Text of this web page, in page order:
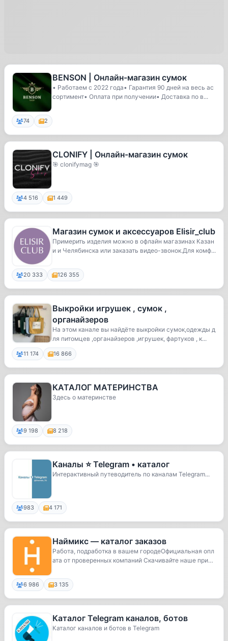
BENSON | Онлайн-магазин сумок
• Работаем с 2022 года• Гарантия 90 дней на весь ас
сортимент• Оплата при получении• Доставка по в...
74 2
CLONIFY | Онлайн-магазин сумок
🎯 clonifymag 🎯
4 516 1 449
Магазин сумок и аксессуаров Elisir_club
Примерить изделия можно в офлайн магазинах Казан
и и Челябинска или заказать видео-звонок.Для комф...
20 333 126 355
Выкройки игрушек , сумок ,
органайзеров
На этом канале вы найдёте выкройки сумок,одежды д
ля питомцев ,органайзеров ,игрушек, фартуков , к...
11 174 16 866
КАТАЛОГ МАТЕРИНСТВА
Здесь о материнстве
9 198 8 218
Каналы ⭐️ Telegram • каталог
Интерактивный путеводитель по каналам Telegram...
983 4 171
Наймикс — каталог заказов
Работа, подработка в вашем городеОфициальная опл
ата от проверенных компаний Скачивайте наше прил
6 986 3 135
Каталог Telegram каналов, ботов
Каталог каналов и ботов в Telegram